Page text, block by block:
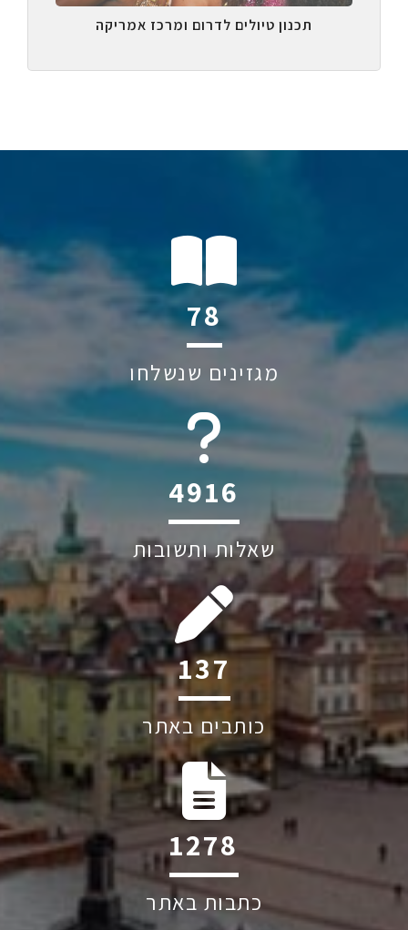
תכנון טיולים לדרום ומרכז אמריקה
110
מגזינים שנשלחו
6045
שאלות ותשובות
192
כותבים באתר
1787
כתבות באתר